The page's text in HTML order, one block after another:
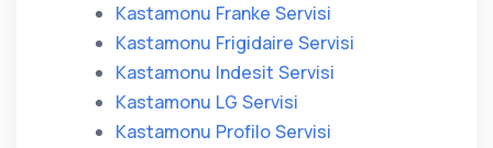
Kastamonu Franke Servisi
Kastamonu Frigidaire Servisi
Kastamonu Indesit Servisi
Kastamonu LG Servisi
Kastamonu Profilo Servisi